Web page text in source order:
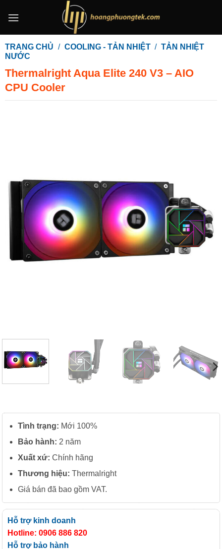
qua
dung
TRANG CHỦ / COOLING - TẢN NHIỆT / TẢN NHIỆT
NƯỚC
Thermalright Aqua Elite 240 V3 – AIO
CPU Cooler
Tình trạng: Mới 100%
Bảo hành: 2 năm
Xuấtxứ: Chính hãng
Thương hiệu: Thermalright
Giá bán đã bao gồm VAT.
Hỗ trợ kinh doanh
Hotline: 0906 886 820
Hỗ trợ bảo hành